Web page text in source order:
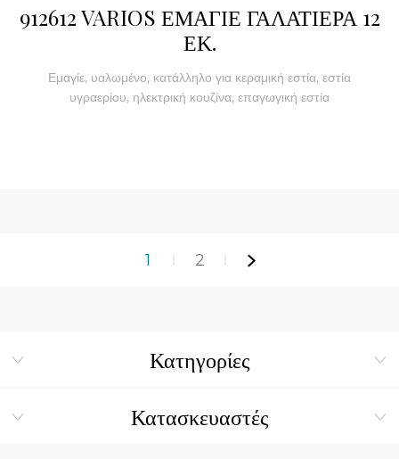
912612 VARIOS ΕΜΑΓΙΕ ΓΑΛΑΤΙΕΡΑ 12
ΕΚ.
Εμαγίε, υαλωμένο, κατάλληλο για κεραμική εστία, εστία
υγραερίου, ηλεκτρική κουζίνα, επαγωγική εστία
1 2
Κατηγορίες
Κατασκευαστές